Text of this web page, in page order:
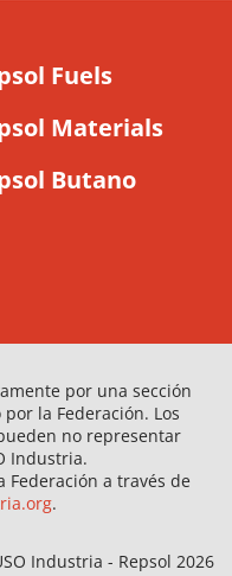
Fuels
Materials
Butano
por una sección
la Federación. Los
no representar
Industria.
Federación a través de
.
Industria - Repsol 2026